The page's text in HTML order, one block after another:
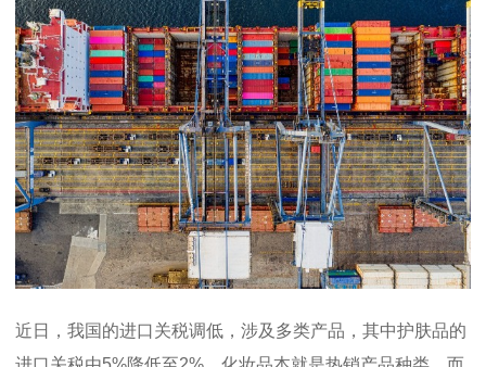
近日，我国的进口关税调低，涉及多类产品，其中护肤品的